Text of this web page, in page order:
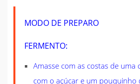
MODO DE PREPARO
FERMENTO:
Amasse com as costas de
com o açúcar e um pouquinho